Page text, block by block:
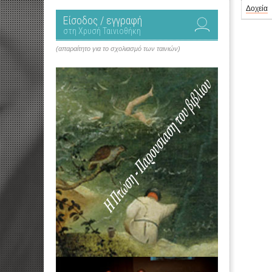
Είσοδος / εγγραφή
στη Χρυσή Ταινιοθήκη
(απαραίτητο για το σχολιασμό των ταινιών)
Δοχεία